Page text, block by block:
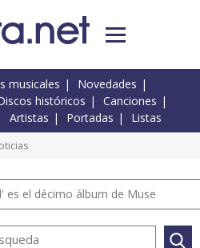
musicales
Novedades
históricos
Canciones
Artistas Portadas Listas
es el décimo álbum de Muse